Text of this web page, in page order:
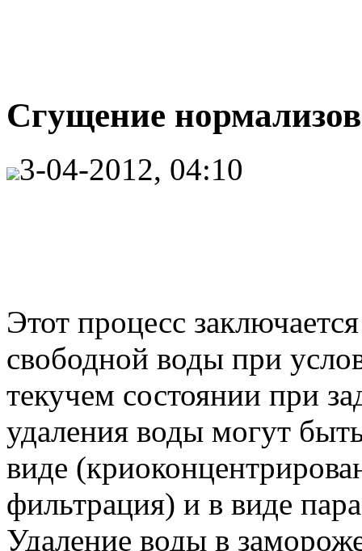
Сгущение
3-04-2012, 04:10
Этот процесс
свободной воды при
текучем состоянии при
удаления воды могут
виде
фильтрация) и в виде
Удаление воды в